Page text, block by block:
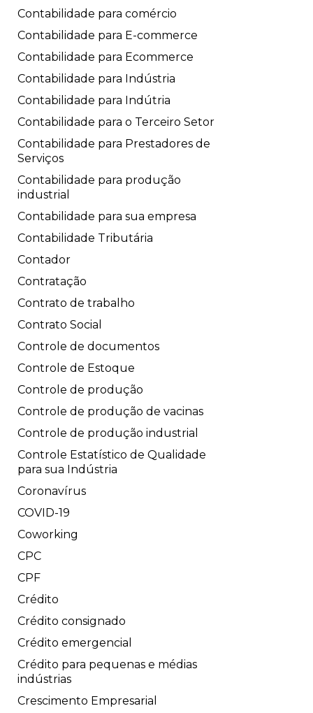
Contabilidade para comércio
Contabilidade para E-commerce
Contabilidade para Ecommerce
Contabilidade para Indústria
Contabilidade para Indútria
Contabilidade para o Terceiro Setor
Contabilidade para Prestadores de
Serviços
Contabilidade para produção
industrial
Contabilidade para sua empresa
Contabilidade Tributária
Contador
Contratação
Contrato de trabalho
Contrato Social
Controle de documentos
Controle de Estoque
Controle de produção
Controle de produção de vacinas
Controle de produção industrial
Controle Estatístico de Qualidade
para sua Indústria
Coronavírus
COVID-19
Coworking
CPC
CPF
Crédito
Crédito consignado
Crédito emergencial
Crédito para pequenas e médias
indústrias
Crescimento Empresarial